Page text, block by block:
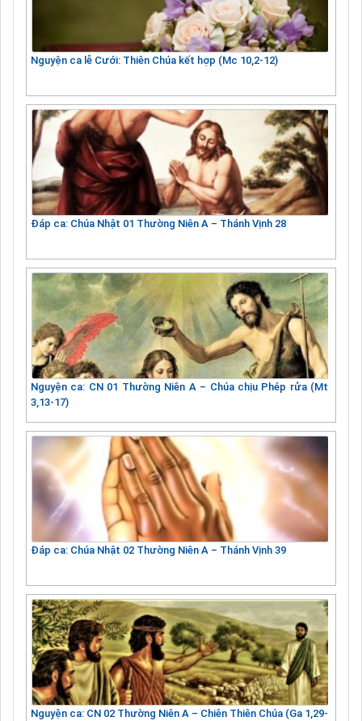
Nguyện ca lễ Cưới: Thiên Chúa kết hợp (Mc 10,2-12)
Đáp ca: Chúa Nhật 01 Thường Niên A – Thánh Vịnh 28
Nguyện ca: CN 01 Thường Niên A – Chúa chịu Phép rửa (Mt
3,13-17)
Đáp ca: Chúa Nhật 02 Thường Niên A – Thánh Vịnh 39
Nguyện ca: CN 02 Thường Niên A – Chiên Thiên Chúa (Ga 1,29-